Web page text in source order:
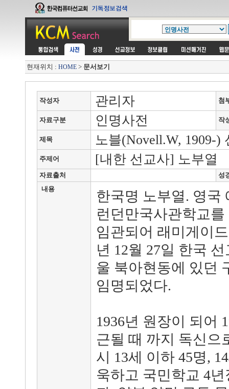
현재위치 : HOME > 문서보기
작성자 관리자 첨
자료구분 인명사전 작
제목 노블(Novell.W, 1909-)
주제어 [내한 선교사] 노부열
자료출처
성
내용
한국명 노부열. 영국
런던만국사관학교
임관되어 래미게이
년 12월 27일 한국
울 북아현동에 있던
임명되었다.
1936년 원장이 되어
근될 때 까지 독신으
시 13세 이하 45명,
욱하고 국민학교 4